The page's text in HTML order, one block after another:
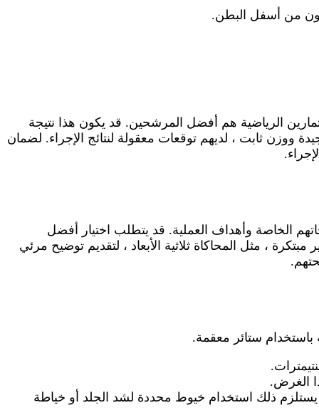
من أسفل البطن.
الرياضية هم أفضل المرشحين. قد يكون هذا نتيجة
ووزن ثابت ، لديهم توقعات معقولة لنتائج الإجراء. لضمان
الخاصة وأهداف العملية. قد يتطلب اختيار أفضل
، مثل المحاكاة ثلاثية الأبعاد ، لتقديم توضيح مرئي
باستخدام ستائر معقمة.
الغرض.
يستلزم ذلك استخدام خيوط محددة لشد الجلد أو خياطة